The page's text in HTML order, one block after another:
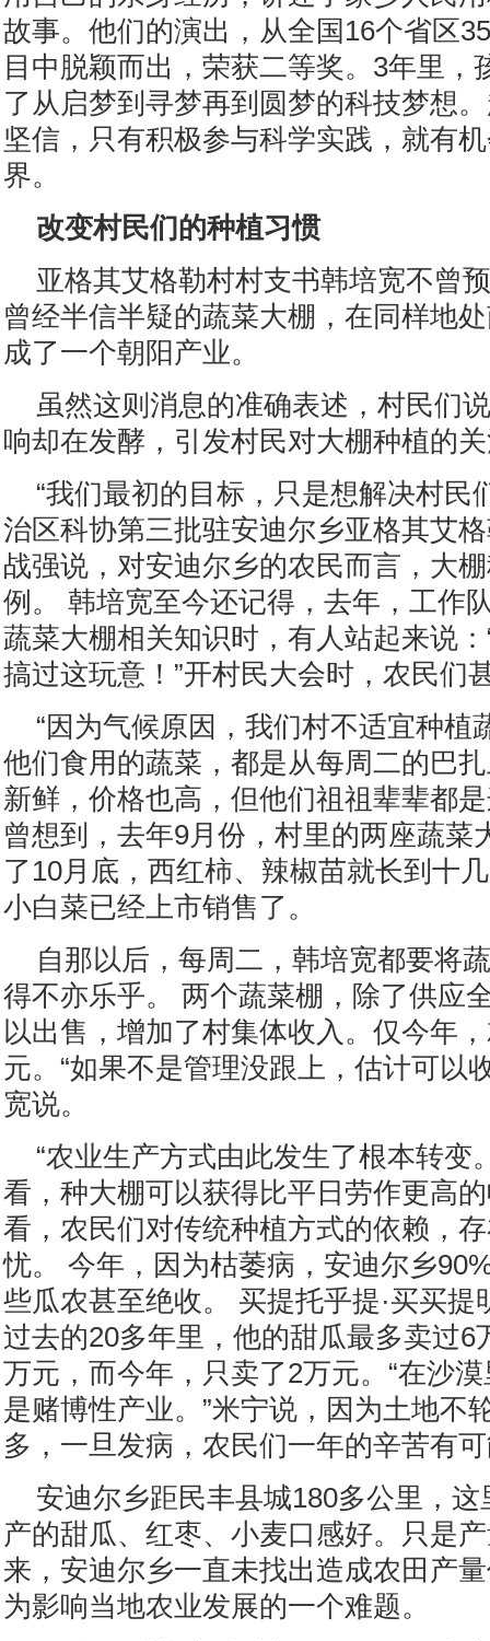
故事。他们的演出，从全国16个省区
目中脱颖而出，荣获二等奖。3年里，
了从启梦到寻梦再到圆梦的科技梦想
坚信，只有积极参与科学实践，就有
界。
改变村民们的种植习惯
亚格其艾格勒村村支书韩培宽不曾
曾经半信半疑的蔬菜大棚，在同样地
成了一个朝阳产业。
虽然这则消息的准确表述，村民们
响却在发酵，引发村民对大棚种植的
“我们最初的目标，只是想解决村民
治区科协第三批驻安迪尔乡亚格其艾
战强说，对安迪尔乡的农民而言，大
例。 韩培宽至今还记得，去年，工作
蔬菜大棚相关知识时，有人站起来说
搞过这玩意！”开村民大会时，农民们
“因为气候原因，我们村不适宜种植
他们食用的蔬菜，都是从每周二的巴
新鲜，价格也高，但他们祖祖辈辈都
曾想到，去年9月份，村里的两座蔬菜
了10月底，西红柿、辣椒苗就长到十
小白菜已经上市销售了。
自那以后，每周二，韩培宽都要将
得不亦乐乎。 两个蔬菜棚，除了供应
以出售，增加了村集体收入。仅今年
元。“如果不是管理没跟上，估计可以
宽说。
“农业生产方式由此发生了根本转变
看，种大棚可以获得比平日劳作更高
看，农民们对传统种植方式的依赖，
忧。 今年，因为枯萎病，安迪尔乡
些瓜农甚至绝收。 买提托乎提·买买提
过去的20多年里，他的甜瓜最多卖过6
万元，而今年，只卖了2万元。“在沙
是赌博性产业。”米宁说，因为土地不
多，一旦发病，农民们一年的辛苦有
安迪尔乡距民丰县城180多公里，
产的甜瓜、红枣、小麦口感好。只是
来，安迪尔乡一直未找出造成农田产
为影响当地农业发展的一个难题。